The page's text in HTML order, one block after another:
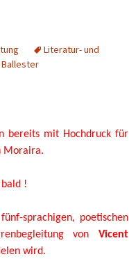
Literatur- und
bereits mit Hochdruck für
Moraira.
!
sprachigen, poetischen
von Vicent
wird.